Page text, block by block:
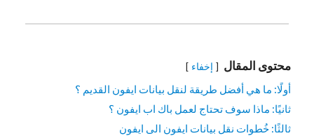
محتوى المقال إخفاء
أولًا: ما هي أفضل طريقة لنقل بيانات ايفون القديم ؟
ثانيًا: ماذا سوف تحتاج لعمل باك اب ايفون ؟
ثالثًا: خُطوات نقل بيانات ايفون الى ايفون